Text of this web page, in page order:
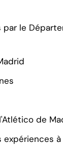
le
de